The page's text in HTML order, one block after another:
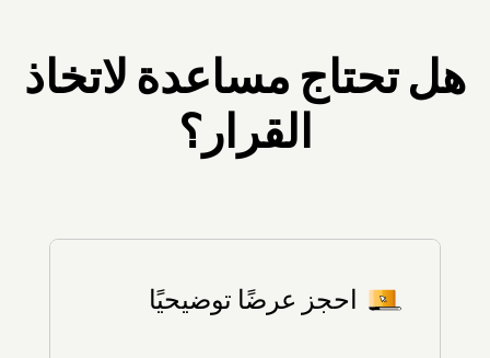
الوظائف المخصصة
إشعارات تلقائية مخصّصة (Webhooks)
الجداول الزمنية المخصصة
هل تحتاج مساعدة لاتخاذ
القرار؟
احجز عرضًا توضيحيًا